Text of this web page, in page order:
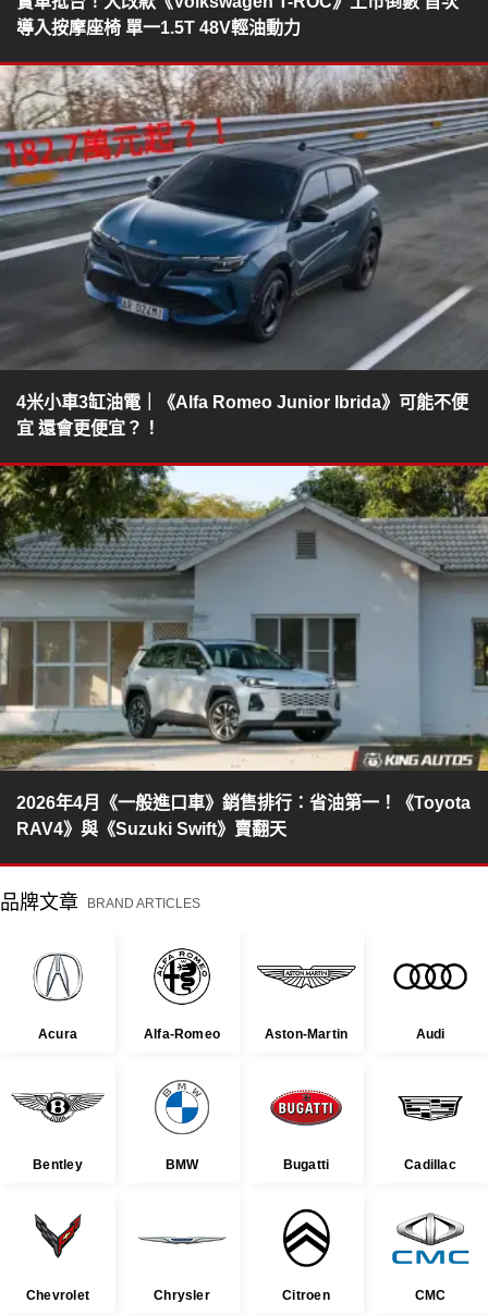
導入按摩座椅 單一1.5T 48V輕油動力
4米小車3缸油電｜《Alfa Romeo Junior Ibrida》可能不便
宜 還會更便宜？！
2026年4月《一般進口車》銷售排行：省油第一！《Toyota
RAV4》與《Suzuki Swift》賣翻天
品牌文章 BRAND ARTICLES
Acura Alfa-Romeo Aston-Martin Audi
Bentley BMW Bugatti Cadillac
Chevrolet Chrysler Citroen CMC